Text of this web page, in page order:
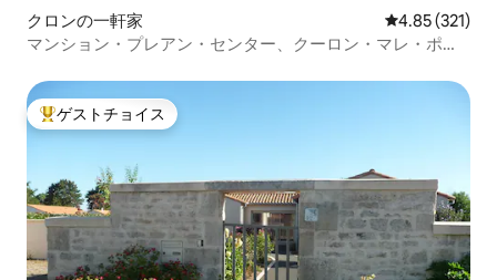
クロンの一軒家 レビュー321
4.85 (321)
マンション・プレアン・センター、クーロン・マレ・ポワ
大好評のゲストチョイスです。
ゲストチョイス